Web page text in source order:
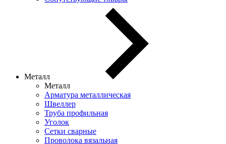
Металл
Металл
Арматура металлическая
Швеллер
Труба профильная
Уголок
Сетки сварные
Проволока вязальная